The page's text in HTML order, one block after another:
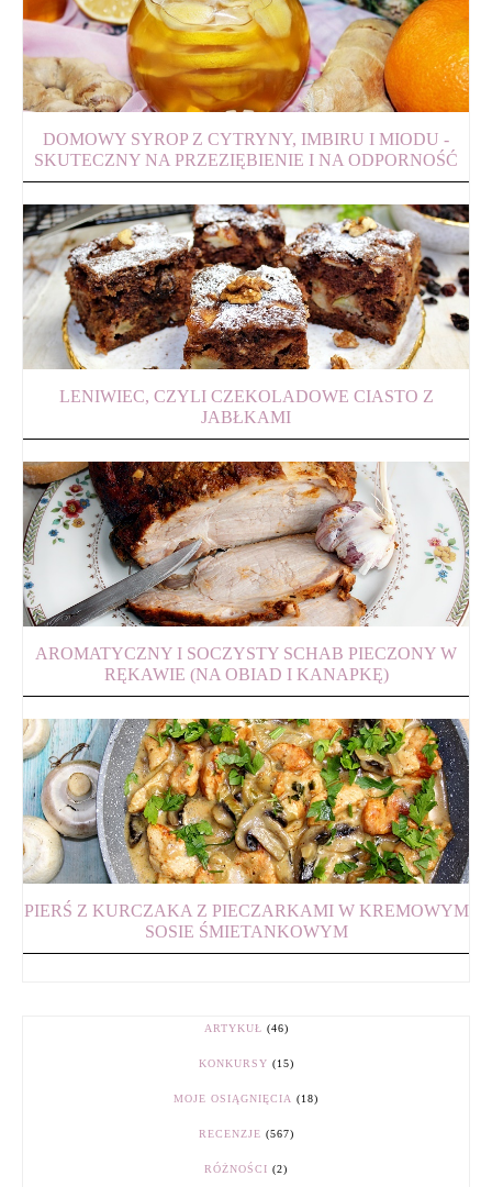
DOMOWY SYROP Z CYTRYNY, IMBIRU I MIODU -
SKUTECZNY NA PRZEZIĘBIENIE I NA ODPORNOŚĆ
LENIWIEC, CZYLI CZEKOLADOWE CIASTO Z
JABŁKAMI
AROMATYCZNY I SOCZYSTY SCHAB PIECZONY W
RĘKAWIE (NA OBIAD I KANAPKĘ)
PIERŚ Z KURCZAKA Z PIECZARKAMI W KREMOWYM
SOSIE ŚMIETANKOWYM
ARTYKUŁ (46)
KONKURSY (15)
MOJE OSIĄGNIĘCIA (18)
RECENZJE (567)
RÓŻNOŚCI (2)